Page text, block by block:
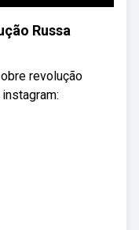
Russa
revolução